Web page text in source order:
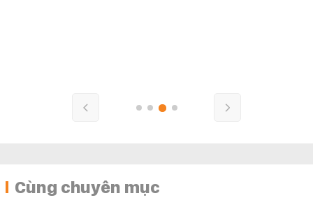
Cùng chuyên mục